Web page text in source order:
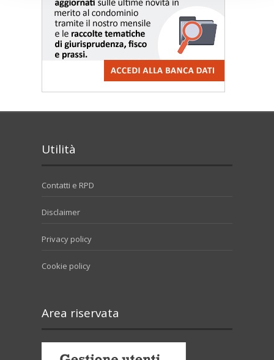
Utilità
Contatti e RPD
Disclaimer
Privacy policy
Cookie policy
Area riservata